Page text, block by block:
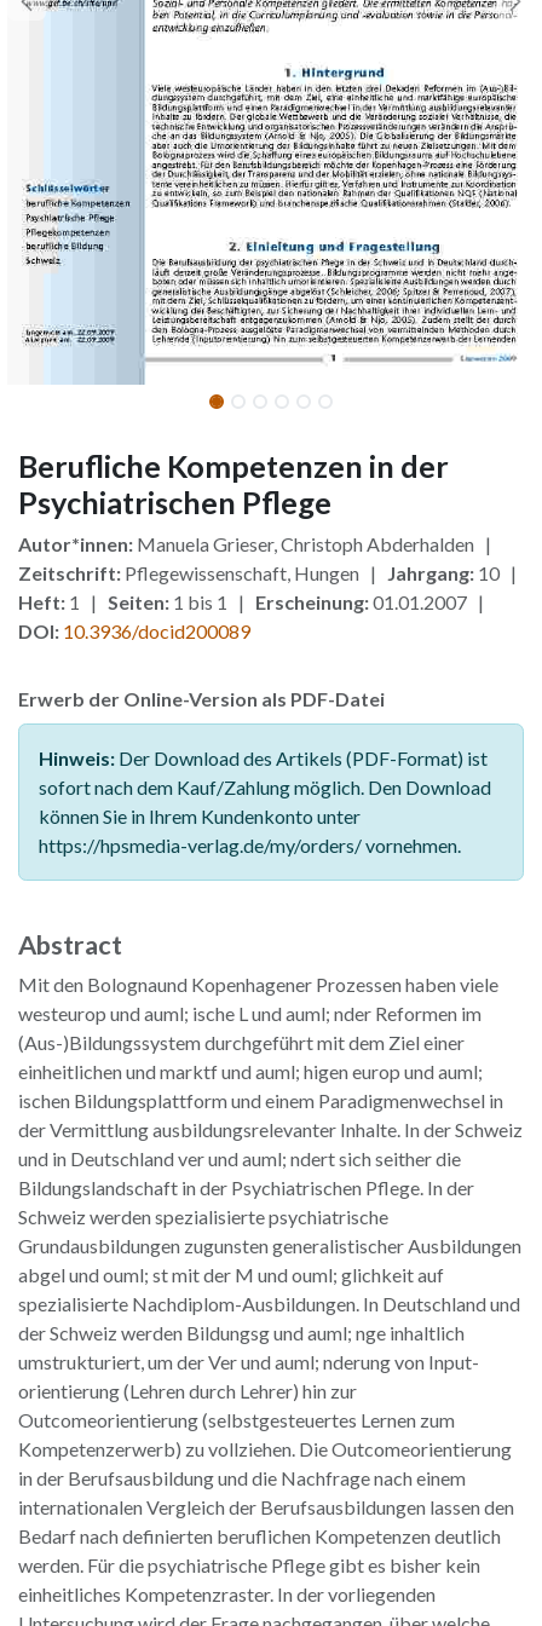
Berufliche Kompetenzen in der
Psychiatrischen Pflege
Autor*innen: Manuela Grieser, Christoph Abderhalden |
Zeitschrift: Pflegewissenschaft, Hungen | Jahrgang: 10 |
Heft: 1 | Seiten: 1 bis 1 | Erscheinung:01.01.2007 |
DOI: 10.3936/docid200089
Erwerb der Online-Version als PDF-Datei
Hinweis: Der Download des Artikels (PDF-Format) ist
sofort nach dem Kauf/Zahlung möglich. Den Download
können Sie in Ihrem Kundenkonto unter
https://hpsmedia-verlag.de/my/orders/ vornehmen.
Abstract
Mit den Bolognaund Kopenhagener Prozessen haben viele
westeurop und auml; ische L und auml; nder Reformen im
(Aus-)Bildungssystem durchgeführt mit dem Ziel einer
einheitlichen und marktf und auml; higen europ und auml;
ischen Bildungsplattform und einem Paradigmenwechsel in
der Vermittlung ausbildungsrelevanter Inhalte. In der Schweiz
und in Deutschland ver und auml; ndert sich seither die
Bildungslandschaft in der Psychiatrischen Pflege. In der
Schweiz werden spezialisierte psychiatrische
Grundausbildungen zugunsten generalistischer Ausbildungen
abgel und ouml; st mit der M und ouml; glichkeit auf
spezialisierte Nachdiplom-Ausbildungen. In Deutschland und
der Schweiz werden Bildungsg und auml; nge inhaltlich
umstrukturiert, um der Ver und auml; nderung von Input-
orientierung (Lehren durch Lehrer) hin zur
Outcomeorientierung (selbstgesteuertes Lernen zum
Kompetenzerwerb) zu vollziehen. Die Outcomeorientierung
in der Berufsausbildung und die Nachfrage nach einem
internationalen Vergleich der Berufsausbildungen lassen den
Bedarf nach definierten beruflichen Kompetenzen deutlich
werden. Für die psychiatrische Pflege gibt es bisher kein
einheitliches Kompetenzraster. In der vorliegenden